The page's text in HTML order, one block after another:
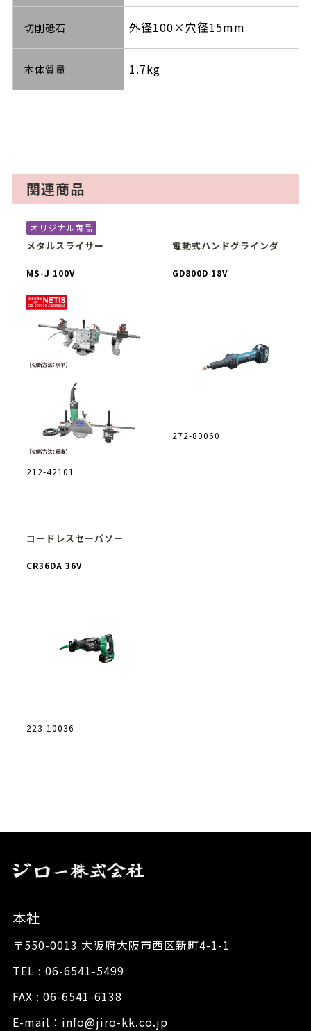
切削砥石 外径100×穴径15mm
本体質量 1.7kg
関連商品
オリジナル商品
メタルスライサー
MS-J 100V
212-42101
電動式ハンドグラインダ
GD800D 18V
272-80060
コードレスセーバソー
CR36DA 36V
223-10036
本社
〒550-0013 大阪府大阪市西区新町4-1-1
TEL : 06-6541-5499
FAX : 06-6541-6138
E-mail：info@jiro-kk.co.jp